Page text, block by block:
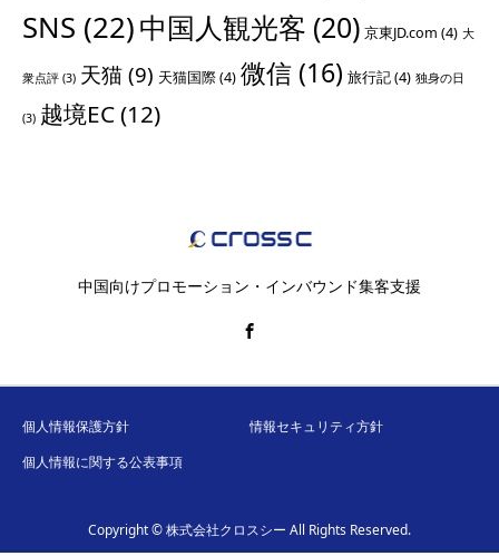
SNS (22)中国人観光客 (20) 京東JD.com (4) 大
衆点評 (3) 天猫 (9) 天猫国際(4) 微信 (16) 旅行記(4) 独身の日
(3) 越境EC(12)
中国向けプロモーション・インバウンド集客支援
個人情報保護方針
情報セキュリティ方針
個人情報に関する公表事項
Copyright © 株式会社クロスシー All Rights Reserved.
セミナー メルマガ登録 お役立ち情報